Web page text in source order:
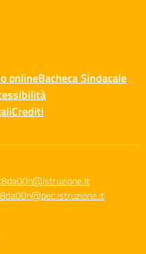
onlineBacheca Sindacale
Crediti